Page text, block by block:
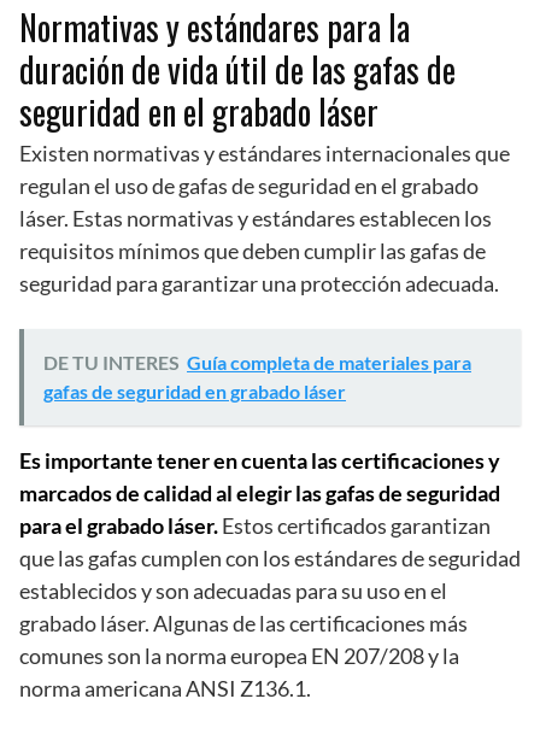
Normativas y estándares para la
duración de vida útil de las gafas de
seguridad en el grabado láser
Existen normativas y estándares internacionales que
regulan el uso de gafas de seguridad en el grabado
láser. Estas normativas y estándares establecen los
requisitos mínimos que deben cumplir las gafas de
seguridad para garantizar una protección adecuada.
DE TU INTERES Guía completa de materiales para
gafas de seguridad en grabado láser
Es importante tener en cuenta las certificaciones y
marcados de calidad al elegir las gafas de seguridad
para el grabado láser.Estos certificados garantizan
que las gafas cumplen con los estándares de seguridad
establecidos y son adecuadas para su uso en el
grabado láser. Algunas de las certificaciones más
comunes son la norma europea EN 207/208 y la
norma americana ANSI Z136.1.